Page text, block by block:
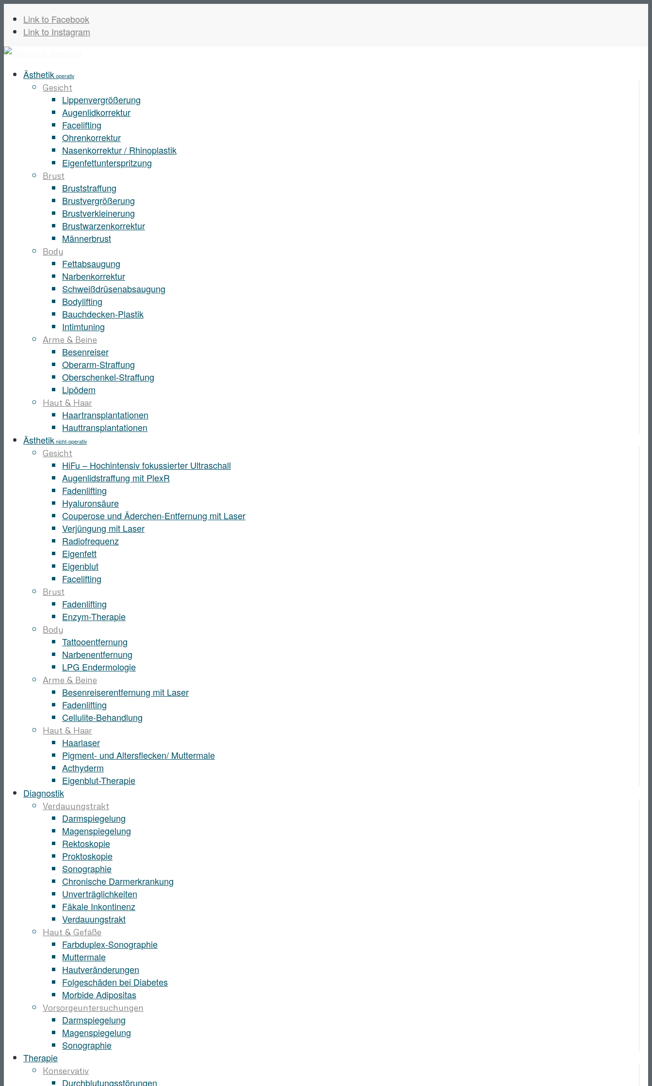
Link to Facebook
Link to Instagram
Ästhetik operativ
Gesicht
Lippenvergrößerung
Augenlidkorrektur
Facelifting
Ohrenkorrektur
Nasenkorrektur / Rhinoplastik
Eigenfettunterspritzung
Brust
Bruststraffung
Brustvergrößerung
Brustverkleinerung
Brustwarzenkorrektur
Männerbrust
Body
Fettabsaugung
Narbenkorrektur
Schweißdrüsenabsaugung
Bodylifting
Bauchdecken-Plastik
Intimtuning
Arme & Beine
Besenreiser
Oberarm-Straffung
Oberschenkel-Straffung
Lipödem
Haut & Haar
Haartransplantationen
Hauttransplantationen
Ästhetik nicht-operativ
Gesicht
HiFu – Hochintensiv fokussierter Ultraschall
Augenlidstraffung mit PlexR
Fadenlifting
Hyaluronsäure
Couperose und Äderchen-Entfernung mit Laser
Verjüngung mit Laser
Radiofrequenz
Eigenfett
Eigenblut
Facelifting
Brust
Fadenlifting
Enzym-Therapie
Body
Tattooentfernung
Narbenentfernung
LPG Endermologie
Arme & Beine
Besenreiserentfernung mit Laser
Fadenlifting
Cellulite-Behandlung
Haut & Haar
Haarlaser
Pigment- und Altersflecken/ Muttermale
Acthyderm
Eigenblut-Therapie
Diagnostik
Verdauungstrakt
Darmspiegelung
Magenspiegelung
Rektoskopie
Proktoskopie
Sonographie
Chronische Darmerkrankung
Unverträglichkeiten
Fäkale Inkontinenz
Verdauungstrakt
Haut & Gefäße
Farbduplex-Sonographie
Muttermale
Hautveränderungen
Folgeschäden bei Diabetes
Morbide Adipositas
Vorsorgeuntersuchungen
Darmspiegelung
Magenspiegelung
Sonographie
Therapie
Konservativ
Durchblutungsstörungen